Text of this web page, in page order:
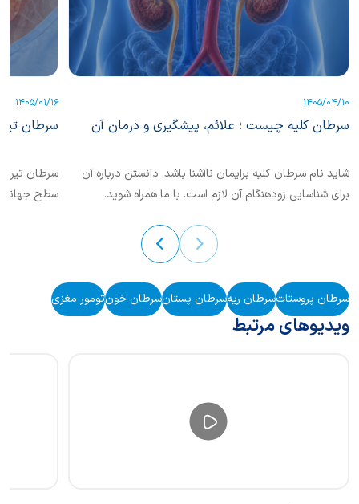
1405/04/10
سرطان کلیه چیست ؛ علائم، پیشگیری و درمان آن
شاید نام سرطان کلیه برایمان ناآشنا باشد. دانستن درباره آن
برای شناسایی زودهنگام آن لازم است. با ما همراه شوید.
1405/01/16
سرطان
سرطان
سطح جهانی
سرطان پروستاتسرطان ریهسرطان پستانسرطان خونتومور مغزی
ویدیوهای مرتبط